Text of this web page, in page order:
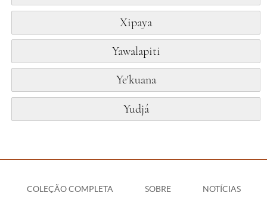
Xipaya
Yawalapiti
Ye'kuana
Yudjá
COLEÇÃO COMPLETA SOBRE NOTÍCIAS